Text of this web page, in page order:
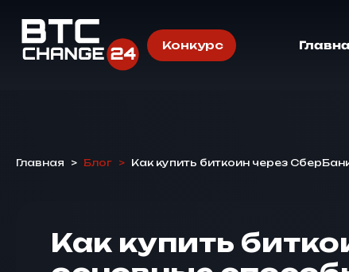
Конкурс
Главная > Блог > Как купить биткоин через
Как купить